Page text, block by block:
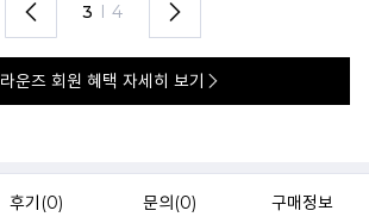
3 I 4
라운즈 회원 혜택 자세히 보기
후기(0) 문의(0) 구매정보